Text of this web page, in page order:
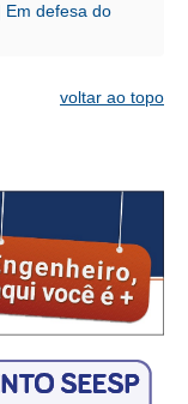
Em defesa do
voltar ao topo